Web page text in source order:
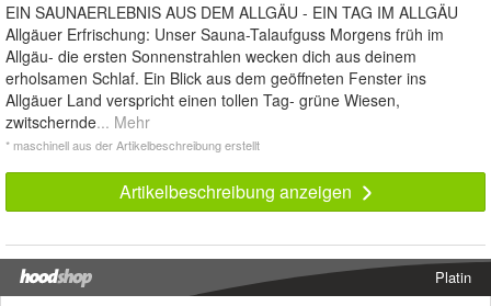
EIN SAUNAERLEBNIS AUS DEM ALLGÄU - EIN TAG IM ALLGÄU
Allgäuer Erfrischung: Unser Sauna-Talaufguss Morgens früh im
Allgäu- die ersten Sonnenstrahlen wecken dich aus deinem
erholsamen Schlaf. Ein Blick aus dem geöffneten Fenster ins
Allgäuer Land verspricht einen tollen Tag- grüne Wiesen,
zwitschernde... Mehr
* maschinell aus der Artikelbeschreibung erstellt
Artikelbeschreibung anzeigen
Platin